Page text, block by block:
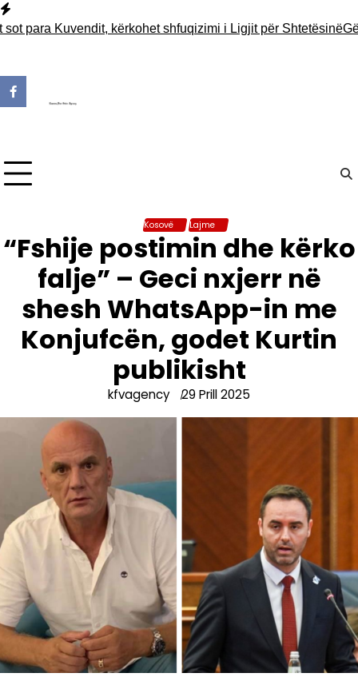
Skip
to
Kuvendit, kërkohet shfuqizimi i Ligjit për Shtetësinë
Kosovë Lajme
“Fshije postimin dhe kërko
falje” – Geci nxjerr në
shesh WhatsApp-in me
Konjufcën, godet Kurtin
publikisht
kfvagency 29 Prill 2025